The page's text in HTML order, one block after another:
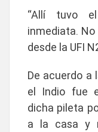
“Allí tuvo
inmediata. No
desde la UFI
De acuerdo a
el Indio fue
dicha pileta
a la casa y